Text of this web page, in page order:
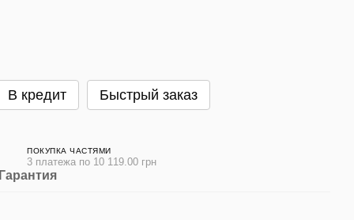
В кредит Быстрый заказ
ПОКУПКА ЧАСТЯМИ
3 платежа по 10 119.00 грн
Гарантия